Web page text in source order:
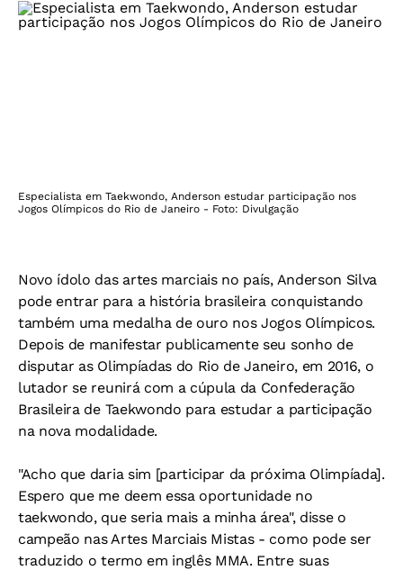
Especialista em Taekwondo, Anderson estudar participação nos
Jogos Olímpicos do Rio de Janeiro - Foto: Divulgação
Novo ídolo das artes marciais no país, Anderson Silva
pode entrar para a história brasileira conquistando
também uma medalha de ouro nos Jogos Olímpicos.
Depois de manifestar publicamente seu sonho de
disputar as Olimpíadas do Rio de Janeiro, em 2016, o
lutador se reunirá com a cúpula da Confederação
Brasileira de Taekwondo para estudar a participação
na nova modalidade.
"Acho que daria sim [participar da próxima Olimpíada].
Espero que me deem essa oportunidade no
taekwondo, que seria mais a minha área", disse o
campeão nas Artes Marciais Mistas - como pode ser
traduzido o termo em inglês MMA. Entre suas